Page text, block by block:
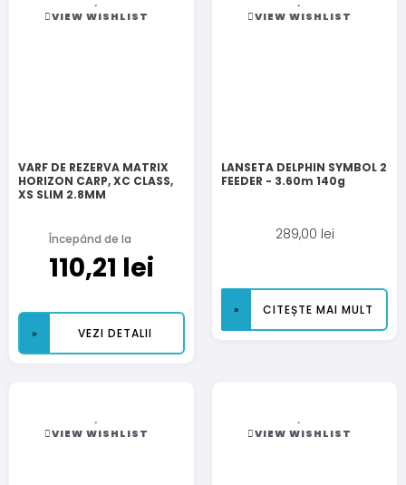
VIEW WISHLIST
VARF DE REZERVA MATRIX
HORIZON CARP, XC CLASS,
XS SLIM 2.8MM
Începând de la
110,21 lei
VEZI DETALII
VIEW WISHLIST
LANSETA DELPHIN SYMBOL 2
FEEDER - 3.60m 140g
289,00 lei
CITEȘTE MAI MULT
VIEW WISHLIST VIEW WISHLIST